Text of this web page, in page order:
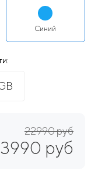
Синий
22990 руб
руб